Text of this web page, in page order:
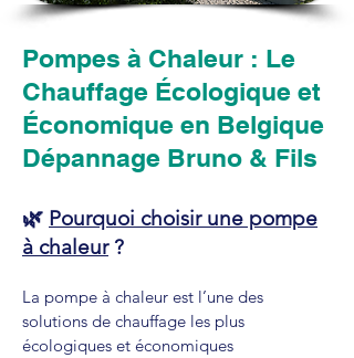
Pompes à Chaleur : Le
Chauffage Écologique et
Économique en Belgique
Dépannage Bruno & Fils
🌿 Pourquoi choisir une pompe
à chaleur?
La pompe à chaleur est l’une des
solutions de chauffage les plus
écologiques et économiques